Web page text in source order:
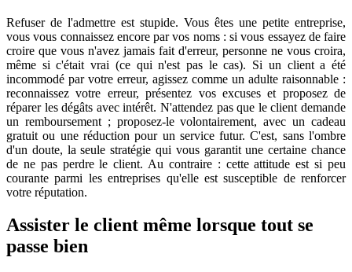
Refuser de l'admettre est stupide. Vous êtes une petite entreprise,
vous vous connaissez encore par vos noms : si vous essayez de faire
croire que vous n'avez jamais fait d'erreur, personne ne vous croira,
même si c'était vrai (ce qui n'est pas le cas). Si un client a été
incommodé par votre erreur, agissez comme un adulte raisonnable :
reconnaissez votre erreur, présentez vos excuses et proposez de
réparer les dégâts avec intérêt. N'attendez pas que le client demande
un remboursement ; proposez-le volontairement, avec un cadeau
gratuit ou une réduction pour un service futur. C'est, sans l'ombre
d'un doute, la seule stratégie qui vous garantit une certaine chance
de ne pas perdre le client. Au contraire : cette attitude est si peu
courante parmi les entreprises qu'elle est susceptible de renforcer
votre réputation.
Assister le client même lorsque tout se
passe bien